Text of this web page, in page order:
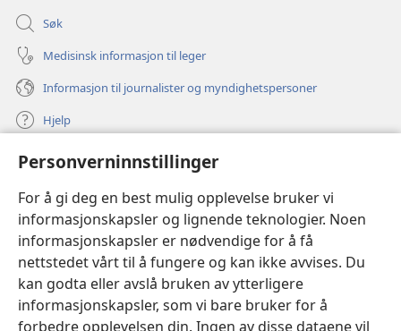
Personverninnstillinger
For å gi deg en best mulig opplevelse bruker vi
informasjonskapsler og lignende teknologier. Noen
informasjonskapsler er nødvendige for å få
nettstedet vårt til å fungere og kan ikke avvises. Du
kan godta eller avslå bruken av ytterligere
informasjonskapsler, som vi bare bruker for å
forbedre opplevelsen din. Ingen av disse dataene vil
Søk
Medisinsk informasjon til leger
Informasjon til journalister og myndighetspersoner
Hjelp
Bidrag
(åpner
nytt
vindu)Watchtower ONLINE LIBRARY™
(åpner
nytt
vindu) JW Hub ®
(åpner
nytt
vindu)JW Library ®